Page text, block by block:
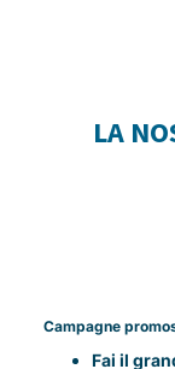
LA
Campagne
Fai il